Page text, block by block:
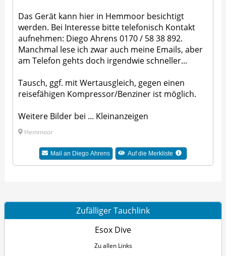
Das Gerät kann hier in Hemmoor besichtigt
werden. Bei Interesse bitte telefonisch Kontakt
aufnehmen: Diego Ahrens 0170 / 58 38 892.
Manchmal lese ich zwar auch meine Emails, aber
am Telefon gehts doch irgendwie schneller...
Tausch, ggf. mit Wertausgleich, gegen einen
reisefähigen Kompressor/Benziner ist möglich.
Weitere Bilder bei ... Kleinanzeigen
Hemmoor
Mail an Diego Ahrens Auf die Merkliste
Zufälliger Tauchlink
Esox Dive
Zu allen Links